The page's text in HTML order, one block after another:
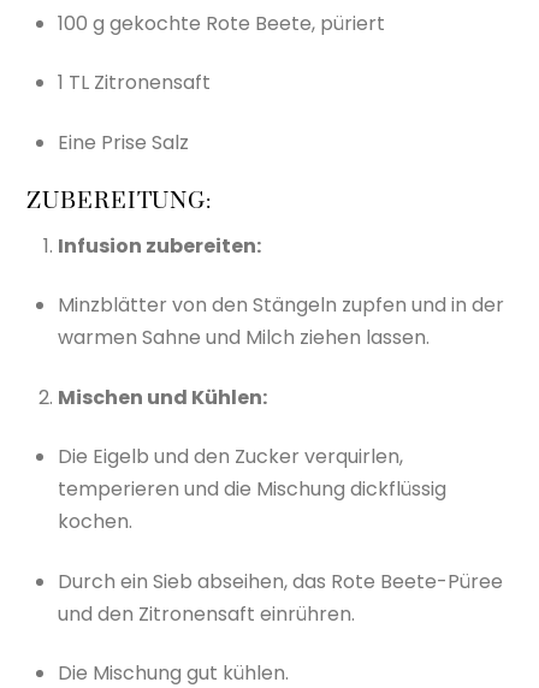
100 g gekochte Rote Beete, püriert
1 TL Zitronensaft
Eine Prise Salz
ZUBEREITUNG:
Infusion zubereiten:
Minzblätter von den Stängeln zupfen und in der
warmen Sahne und Milch ziehen lassen.
Mischen und Kühlen:
Die Eigelb und den Zucker verquirlen,
temperieren und die Mischung dickflüssig
kochen.
Durch ein Sieb abseihen, das Rote Beete-Püree
und den Zitronensaft einrühren.
Die Mischung gut kühlen.